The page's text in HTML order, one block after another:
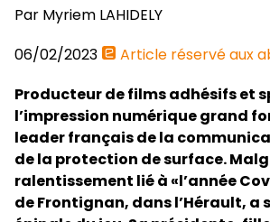
Par Myriem LAHIDELY
06/02/2023
Article réservé aux
Producteur de films adhésifs et
l’impression numérique grand
leader français de la
de la protection de surface.
ralentissement lié à «l’année
de Frontignan, dans l’Hérault, a